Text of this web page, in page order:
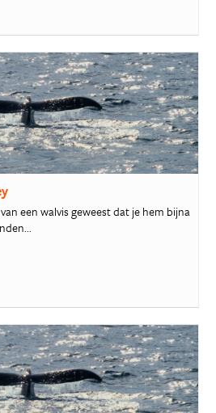
een walvis geweest dat je hem bijna